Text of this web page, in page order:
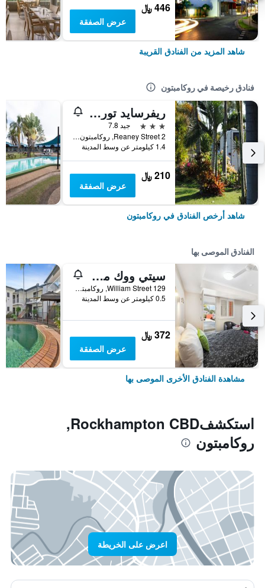
446 ﷼
عرض الصفقة
شاهد المزيد من الفنادق القريبة
فنادق رخيصة في روكامبتون
ريفرسايد توريست بارك
3 نجوم
جيد 7.8
2 Reaney Street, روكامبتون, QLD, أستراليا
1.4 كيلومتر عن وسط المدينة
210 ﷼
عرض الصفقة
شاهد أرخص الفنادق في روكامبتون
الفنادق الموصى بها
سيتي ووك موتور إن
129 William Street, روكامبتون, QLD, أستراليا
0.5 كيلومتر عن وسط المدينة
372 ﷼
عرض الصفقة
مشاهدة الفنادق الأخرى الموصى بها
استكشفRockhampton CBD,
روكامبتون
اعرض على الخريطة